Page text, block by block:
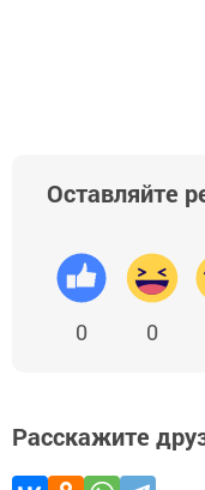
Оставляйте
0 0
Расскажите